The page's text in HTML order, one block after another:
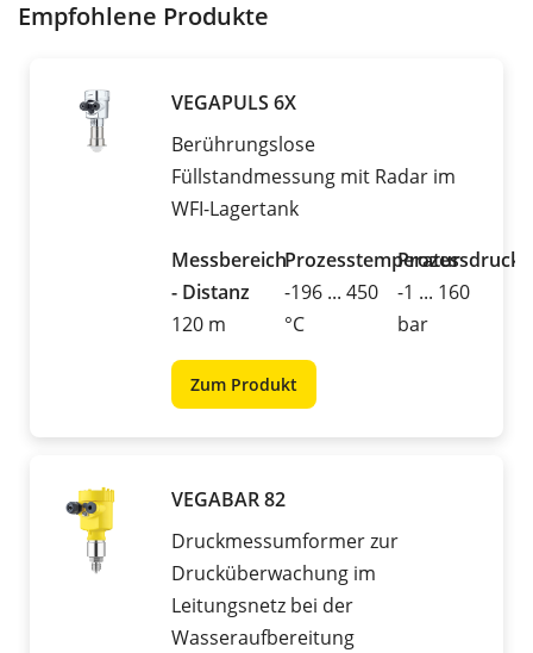
Empfohlene Produkte
VEGAPULS 6X
Berührungslose
Füllstandmessung mit Radar im
WFI-Lagertank
Messbereich
- Distanz
120 m
Prozesstemperatur
-196 ... 450
°C
Prozessdruck
-1 ... 160
bar
Zum Produkt
VEGABAR 82
Druckmessumformer zur
Drucküberwachung im
Leitungsnetz bei der
Wasseraufbereitung